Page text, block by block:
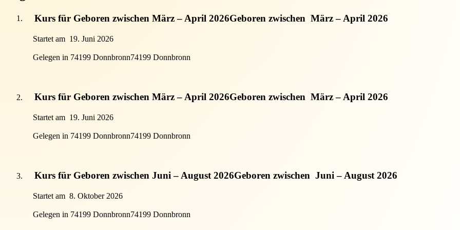
Kurs für Geboren zwischen März – April 2026Geboren zwischen März – April 2026
Startet am 19. Juni 2026
Gelegen in 74199 Donnbronn74199 Donnbronn
Kurs für Geboren zwischen März – April 2026Geboren zwischen März – April 2026
Startet am 19. Juni 2026
Gelegen in 74199 Donnbronn74199 Donnbronn
Kurs für Geboren zwischen Juni – August 2026Geboren zwischen Juni – August 2026
Startet am 8. Oktober 2026
Gelegen in 74199 Donnbronn74199 Donnbronn